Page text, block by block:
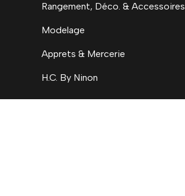
Rangement, Déco. & Accessoires
Modelage
Apprets & Mercerie
H.C. By Ninon